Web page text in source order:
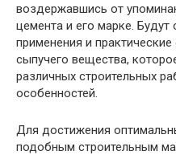
воздержавшись от
цемента и его марке.
применения и
сыпучего вещества,
различных строительных
особенностей.
Для достижения
подобным строительным